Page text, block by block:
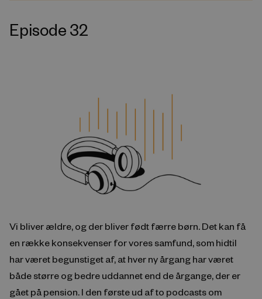
Episode 32
Vi bliver ældre, og der bliver født færre børn. Det kan få
en række konsekvenser for vores samfund, som hidtil
har været begunstiget af, at hver ny årgang har været
både større og bedre uddannet end de årgange, der er
gået på pension. I den første ud af to podcasts om